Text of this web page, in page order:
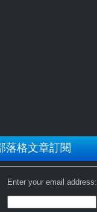
落格文章訂閱
Enter your email address: